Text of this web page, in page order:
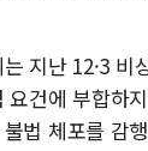
지난 12·3
건에 부합하
법 체포를 감